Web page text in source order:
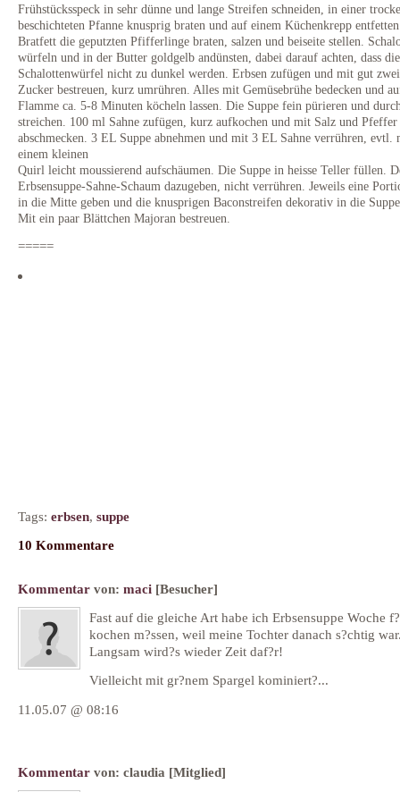
Frühstücksspeck in sehr dünne und lange Streifen schneiden, in einer
beschichteten Pfanne knusprig braten und auf einem Küchenkrepp
Bratfett die geputzten Pfifferlinge braten, salzen und beiseite stellen.
würfeln und in der Butter goldgelb andünsten, dabei darauf achten, dass die
Schalottenwürfel nicht zu dunkel werden. Erbsen zufügen und mit gut
Zucker bestreuen, kurz umrühren. Alles mit Gemüsebrühe bedecken und
Flamme ca. 5-8 Minuten köcheln lassen. Die Suppe fein pürieren und
streichen. 100 ml Sahne zufügen, kurz aufkochen und mit Salz und Pfeffer
abschmecken. 3 EL Suppe abnehmen und mit 3 EL Sahne verrühren, evtl.
einem kleinen
Quirl leicht moussierend aufschäumen. Die Suppe in heisse Teller füllen.
Erbsensuppe-Sahne-Schaum dazugeben, nicht verrühren. Jeweils eine
in die Mitte geben und die knusprigen Baconstreifen dekorativ in die
Mit ein paar Blättchen Majoran bestreuen.
=====
Tags: erbsen, suppe
10 Kommentare
Kommentar von: maci [Besucher]
Fast auf die gleiche Art habe ich Erbsensuppe Woche
kochen m?ssen, weil meine Tochter danach s?chtig
Langsam wird?s wieder Zeit daf?r!
Vielleicht mit gr?nem Spargel kominiert?...
11.05.07 @ 08:16
Kommentar von: claudia [Mitglied]